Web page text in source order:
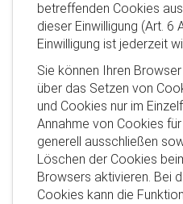
betreffenden Cookies
dieser Einwilligung (Art. 6
Einwilligung ist jederzeit
Sie können Ihren
über das Setzen von
und Cookies nur im
Annahme von Cookies
generell ausschließen
Löschen der Cookies
Browsers aktivieren. Bei
Cookies kann die